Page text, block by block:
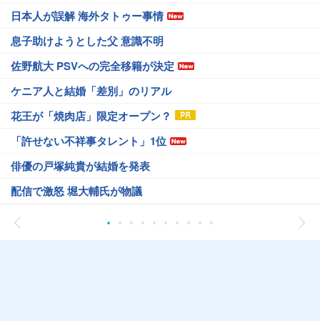
日本人が誤解 海外タトゥー事情
息子助けようとした父 意識不明
佐野航大 PSVへの完全移籍が決定
ケニア人と結婚「差別」のリアル
花王が「焼肉店」限定オープン？
「許せない不祥事タレント」1位
俳優の戸塚純貴が結婚を発表
配信で激怒 堀大輔氏が物議